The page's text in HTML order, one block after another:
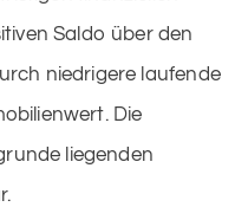
Saldo über den
niedrigere laufende
Die
liegenden